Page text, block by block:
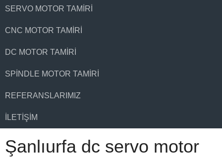
SERVO MOTOR TAMIRI
CNC MOTOR TAMIRI
DC MOTOR TAMIRI
SPINDLE MOTOR TAMIRI
REFERANSLARIMIZ
İLETIŞIM
Şanlıurfa dc servo motor